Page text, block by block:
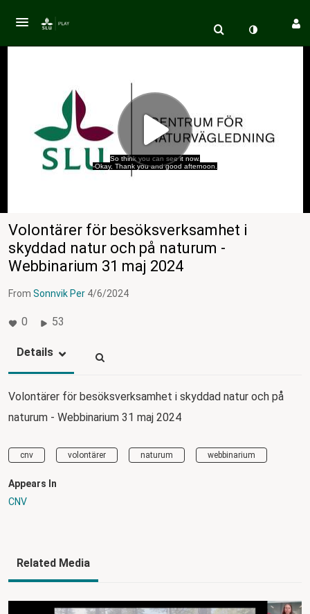
So think you can see it now.
-Okay, Thank you and good afternoon.
Volontärer för besöksverksamhet i
skyddad natur och på naturum -
Webbinarium 31 maj 2024
From Sonnvik Per 4/6/2024
0 53
Details
Volontärer för besöksverksamhet i skyddad natur och på
naturum - Webbinarium 31 maj 2024
cnv volontärer naturum webbinarium
Appears In
CNV
Related Media